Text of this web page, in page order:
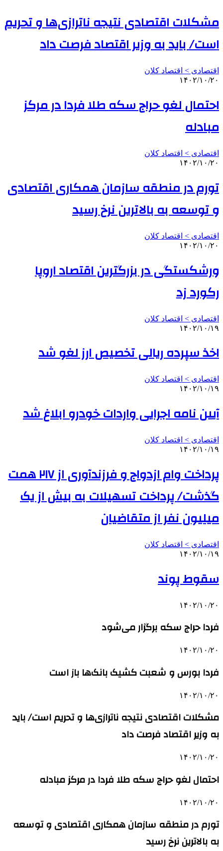
مشکلات اقتصادی نتیجه ناترازی‌ها و تحریم
است/ باید به وزیر اقتصاد فرصت داد
اقتصادی > اقتصاد کلان
۱۴۰۲/۱۰/۲۰
احتمال لغو حراج سکه طلا فردا در مرکز
مبادله
اقتصادی > اقتصاد کلان
۱۴۰۲/۱۰/۲۰
تورم در منطقه سازمان همکاری اقتصادی
و توسعه به بالاترین نرخ رسید
اقتصادی > اقتصاد کلان
۱۴۰۲/۱۰/۲۰
ورشکستگی در بزرگترین اقتصاد اروپا
رکورد زد
اقتصادی > اقتصاد کلان
۱۴۰۲/۱۰/۱۹
اخذ سپرده ریالی تخصیص ارز لغو شد
اقتصادی > اقتصاد کلان
۱۴۰۲/۱۰/۱۹
آیین نامه اجرایی واردات خودرو ابلاغ شد
اقتصادی > اقتصاد کلان
۱۴۰۲/۱۰/۱۹
پرداخت وام ازدواج و فرزندآوری از ۲۱۷ همت
گذشت/ پرداخت تسهیلات به بیش از یک
میلیون نفر از متقاضیان
اقتصادی > اقتصاد کلان
۱۴۰۲/۱۰/۱۹
سقوط پوند
۱۴۰۲/۱۰/۲۰
فردا حراج سکه برگزار می‌شود
۱۴۰۲/۱۰/۲۰
فردا بورس و شعبت کشیک بانک‌ها باز است
۱۴۰۲/۱۰/۲۰
مشکلات اقتصادی نتیجه ناترازی‌ها و تحریم است/ باید
به وزیر اقتصاد فرصت داد
۱۴۰۲/۱۰/۲۰
احتمال لغو حراج سکه طلا فردا در مرکز مبادله
۱۴۰۲/۱۰/۲۰
تورم در منطقه سازمان همکاری اقتصادی و توسعه
به بالاترین نرخ رسید